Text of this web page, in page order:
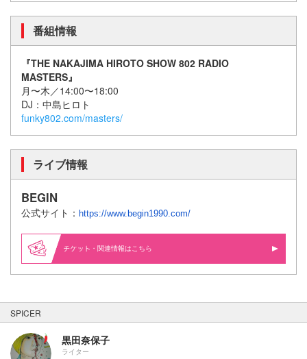
番組情報
『THE NAKAJIMA HIROTO SHOW 802 RADIO
MASTERS』
月〜木／14:00〜18:00
DJ：中島ヒロト
funky802.com/masters/
ライブ情報
BEGIN
公式サイト： https://www.begin1990.com/
・関連情報はこちら
SPICER
黒田奈保子
ライター